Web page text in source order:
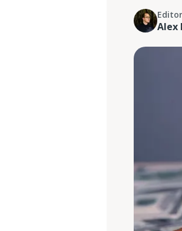
Editor
Alex